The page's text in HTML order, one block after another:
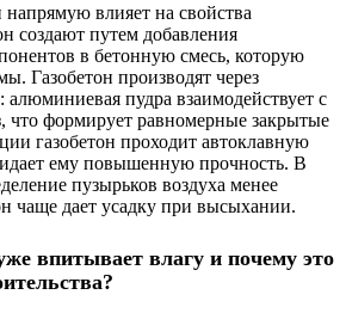
влияет на свойства
создают путем добавления
в бетонную смесь, которую
Газобетон производят через
пудра взаимодействует с
что формирует равномерные закрытые
газобетон проходит автоклавную
ему повышенную прочность. В
пузырьков воздуха менее
чаще дает усадку при высыхании.
впитывает влагу и почему это